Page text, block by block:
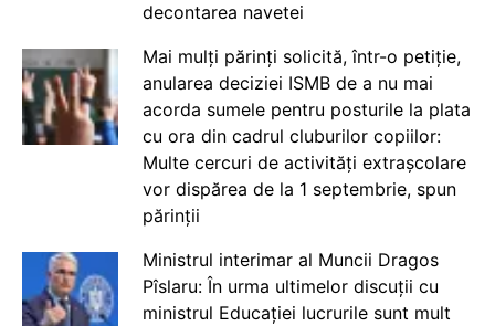
decontarea navetei
Mai mulți părinți solicită, într-o petiție,
anularea deciziei ISMB de a nu mai
acorda sumele pentru posturile la plata
cu ora din cadrul cluburilor copiilor:
Multe cercuri de activități extrașcolare
vor dispărea de la 1 septembrie, spun
părinții
Ministrul interimar al Muncii Dragos
Pîslaru: În urma ultimelor discuții cu
ministrul Educației lucrurile sunt mult